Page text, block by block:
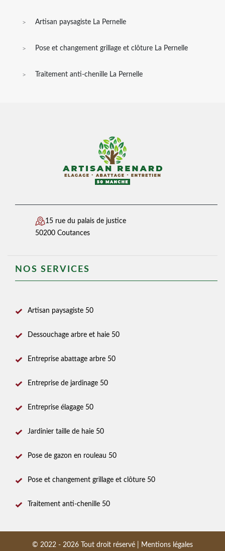
Artisan paysagiste La Pernelle
Pose et changement grillage et clôture La Pernelle
Traitement anti-chenille La Pernelle
15 rue du palais de justice
50200 Coutances
NOS SERVICES
Artisan paysagiste 50
Dessouchage arbre et haie 50
Entreprise abattage arbre 50
Entreprise de jardinage 50
Entreprise élagage 50
Jardinier taille de haie 50
Pose de gazon en rouleau 50
Pose et changement grillage et clôture 50
Traitement anti-chenille 50
© 2022 - 2026 Tout droit réservé | Mentions légales